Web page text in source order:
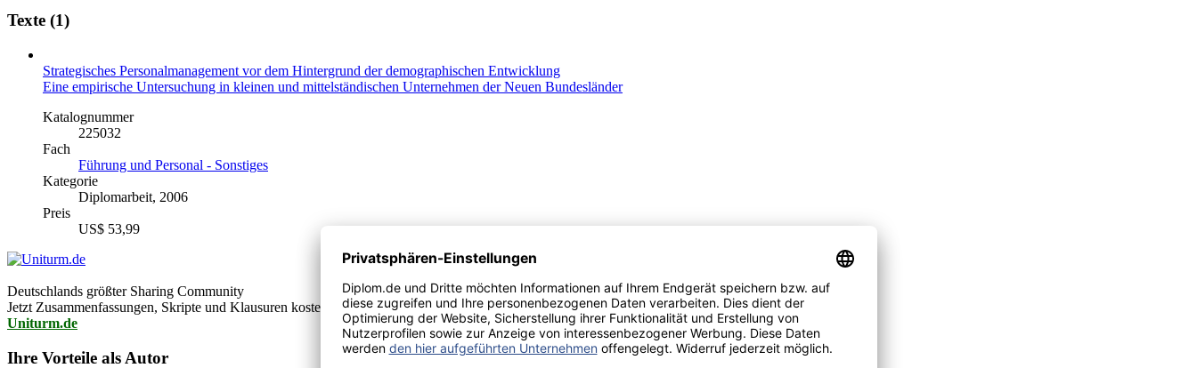
Texte (1)
Strategisches Personalmanagement vor dem Hintergrund der demographischen Entwicklung
Eine empirische Untersuchung in kleinen und mittelständischen Unternehmen der Neuen Bundesländer
Katalognummer
225032
Fach
Führung und Personal - Sonstiges
Kategorie
Diplomarbeit, 2006
Preis
US$ 53,99
Deutschlands größter Sharing Community
Jetzt Zusammenfassungen, Skripte und Klausuren kostenlos downloaden!
Uniturm.de
Ihre Vorteile als Autor